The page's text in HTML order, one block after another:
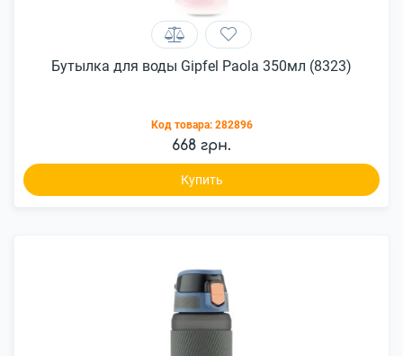
Бутылка для воды Gipfel Paola 350мл (8323)
Код товара: 282896
668 грн.
Купить